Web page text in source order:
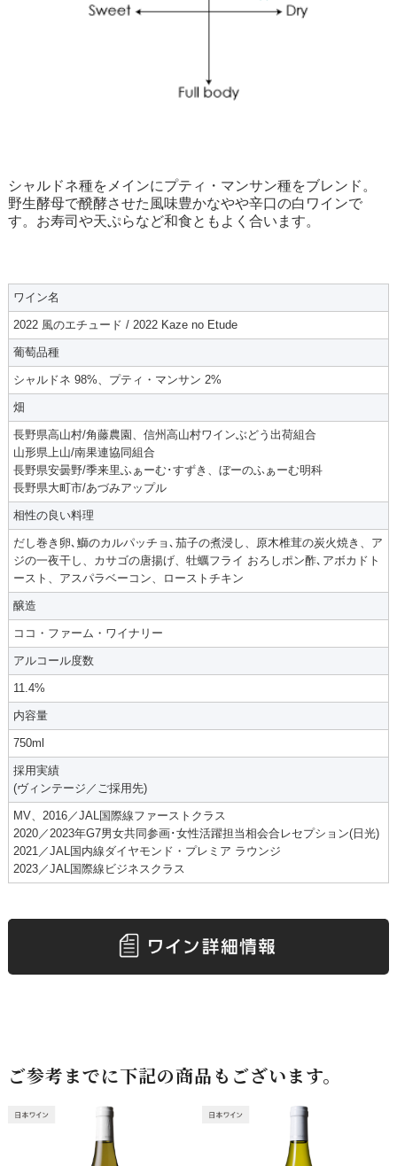
シャルドネ種をメインにプティ・マンサン種をブレンド。
野生酵母で醗酵させた風味豊かなやや辛口の白ワインで
す。お寿司や天ぷらなど和食ともよく合います。
ワイン名
2022 風のエチュード / 2022 Kaze no Etude
葡萄品種
シャルドネ 98%、プティ・マンサン 2%
畑
長野県高山村/角藤農園、信州高山村ワインぶどう出荷組合
山形県上山/南果連協同組合
長野県安曇野/季来里ふぁーむ･すずき、ぼーのふぁーむ明科
長野県大町市/あづみアップル
相性の良い料理
だし巻き卵､鰤のカルパッチョ､茄子の煮浸し、原木椎茸の炭火焼き、ア
ジの一夜干し、カサゴの唐揚げ、牡蠣フライ おろしポン酢､アボカドト
ースト、アスパラベーコン、ローストチキン
醸造
ココ・ファーム・ワイナリー
アルコール度数
11.4%
内容量
750ml
採用実績
(ヴィンテージ／ご採用先)
MV、2016／JAL国際線ファーストクラス
2020／2023年G7男女共同参画･女性活躍担当相会合レセプション(日光)
2021／JAL国内線ダイヤモンド・プレミア ラウンジ
2023／JAL国際線ビジネスクラス
ご参考までに下記の商品もございます。